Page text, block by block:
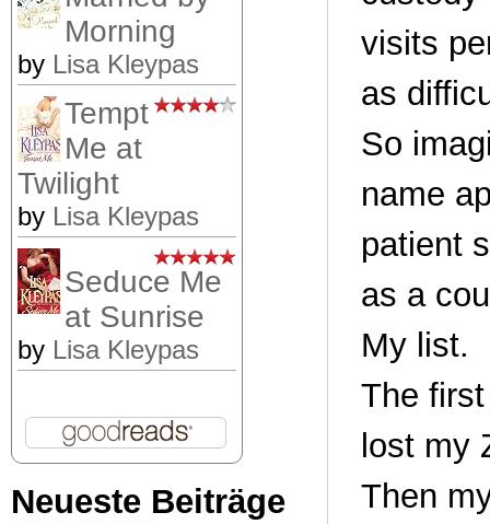
Morning
by Lisa Kleypas
Tempt
Me at
Twilight
by Lisa Kleypas
Seduce Me
at Sunrise
by Lisa Kleypas
Neueste Beiträge
visits
as
So
name
patient
as a
My list.
The
lost my
Then